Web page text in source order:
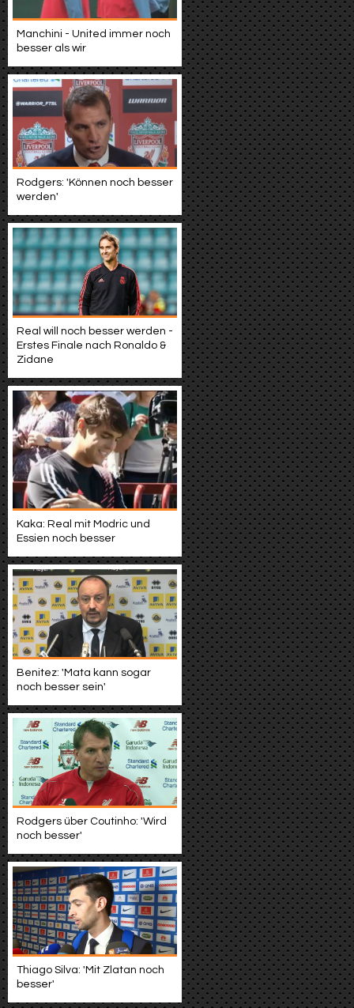
Manchini - United immer noch
besser als wir
Rodgers: 'Können noch besser
werden'
Real will noch besser werden -
Erstes Finale nach Ronaldo &
Zidane
Kaka: Real mit Modric und
Essien noch besser
Benitez: 'Mata kann sogar
noch besser sein'
Rodgers über Coutinho: 'Wird
noch besser'
Thiago Silva: 'Mit Zlatan noch
besser'